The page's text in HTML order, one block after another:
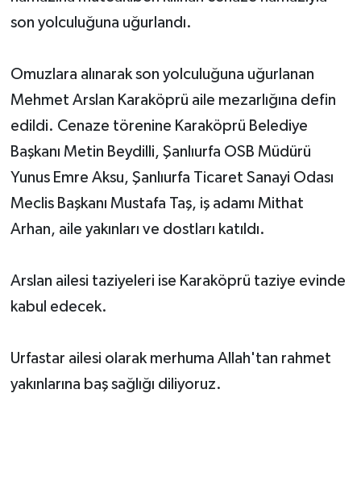
son yolculuğuna uğurlandı.
Omuzlara alınarak son yolculuğuna uğurlanan
Mehmet Arslan Karaköprü aile mezarlığına defin
edildi. Cenaze törenine Karaköprü Belediye
Başkanı Metin Beydilli, Şanlıurfa OSB Müdürü
Yunus Emre Aksu, Şanlıurfa Ticaret Sanayi Odası
Meclis Başkanı Mustafa Taş, iş adamı Mithat
Arhan, aile yakınları ve dostları katıldı.
Arslan ailesi taziyeleri ise Karaköprü taziye evinde
kabul edecek.
Urfastar ailesi olarak merhuma Allah'tan rahmet
yakınlarına baş sağlığı diliyoruz.